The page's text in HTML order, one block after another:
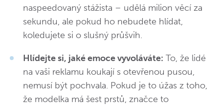
naspeedovaný stážista – udělá milion věcí za
sekundu, ale pokud ho nebudete hlídat,
koledujete si o slušný průšvih.
Hlídejte si, jaké emoce vyvoláváte: To, že lidé
na vaši reklamu koukají s otevřenou pusou,
nemusí být pochvala. Pokud je to úžas z toho,
že modelka má šest prstů, značce to